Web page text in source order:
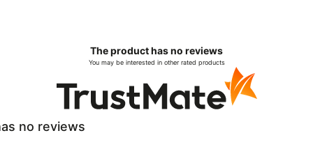
The product has no reviews
You may be interested in other rated products
no reviews